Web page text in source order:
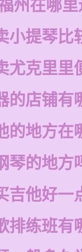
州在哪
小提琴比
尤克里里
的店铺有
的地方在
琴的地方
吉他好一
排练班有